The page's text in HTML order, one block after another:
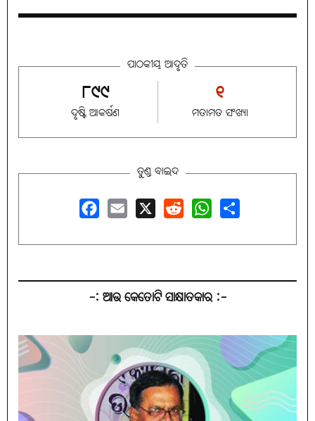
ପାଠକୀୟ ଆଦୃତି
୮୯୯
ଦୃଷ୍ଟି ଆକର୍ଷଣ
୧
ମତାମତ ସଂଖ୍ୟା
ତୁଣ୍ଡ ବାଇଦ
-: ଆଉ କେତୋଟି ସାକ୍ଷାତକାର :-